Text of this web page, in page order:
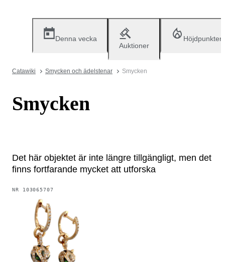
Denna vecka
Auktioner
Höjdpunkter
Catawiki Smycken och ädelstenar Smycken
Smycken
Det här objektet är inte längre tillgängligt, men det
finns fortfarande mycket att utforska
NR 103065707